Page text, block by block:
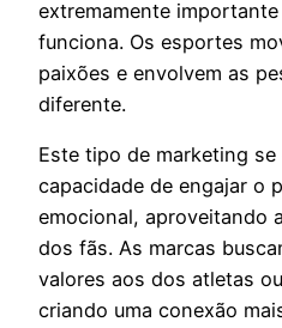
extremamente
funciona. Os esportes
paixões e envolvem as
diferente.
Este tipo de marketing
capacidade de engajar o
emocional, aproveitando
dos fãs. As marcas
valores aos dos atletas
criando uma conexão